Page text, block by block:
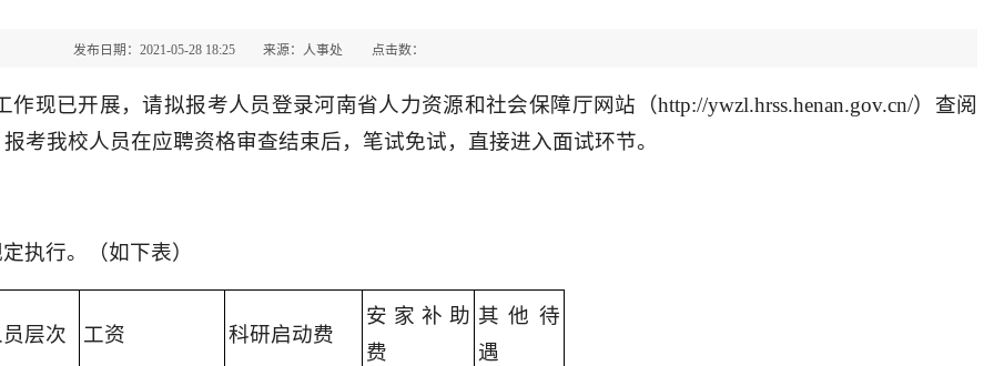
发布日期：2021-05-28 18:25 来源：人事处 点击数：
现已开展，请拟报考人员登录河南省人力资源和社会保障厅网站（http://ywzl.hrss.henan.gov.cn/）查阅
考我校人员在应聘资格审查结束后，笔试免试，直接进入面试环节。
执行。（如下表）
层次 工资 科研启动费
安家补助
费
其他待
遇